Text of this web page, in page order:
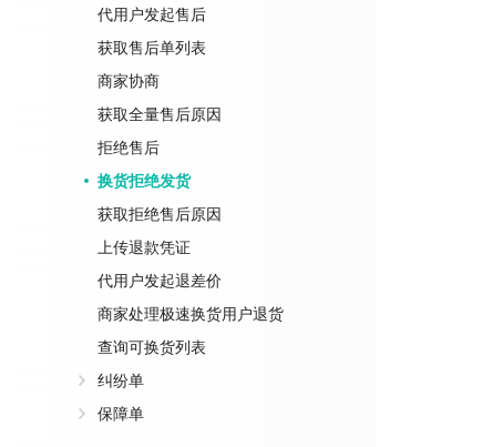
代用户发起售后
获取售后单列表
商家协商
获取全量售后原因
拒绝售后
换货拒绝发货
获取拒绝售后原因
上传退款凭证
代用户发起退差价
商家处理极速换货用户退货
查询可换货列表
纠纷单
保障单